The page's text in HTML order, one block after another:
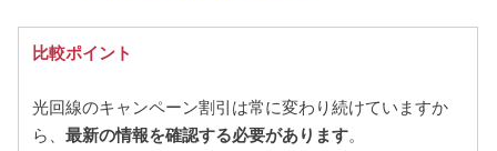
比較ポイント
光回線のキャンペーン割引は常に変わり続けていますか
ら、最新の情報を確認する必要があります。